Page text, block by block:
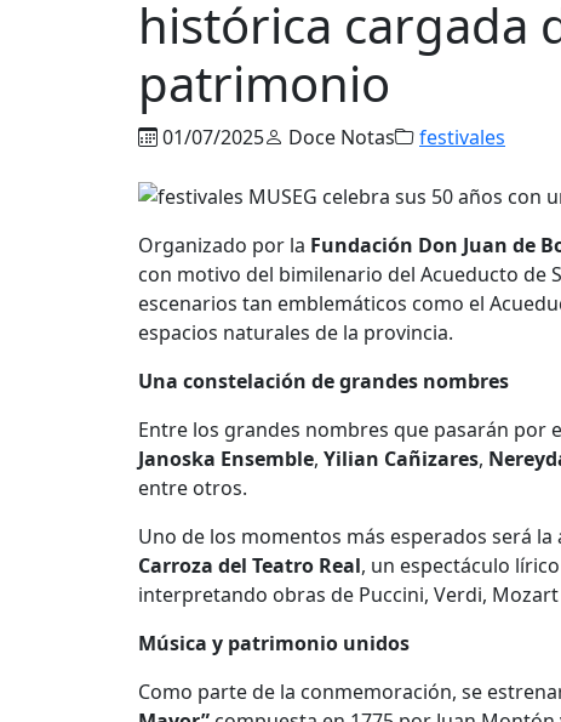
histórica cargada
patrimonio
01/07/2025 Doce Notas festivales
Organizado por la Fundación Don Juan de
con motivo del bimilenario del Acueducto de
escenarios tan emblemáticos como el
espacios naturales de la provincia.
Una constelación de grandes nombres
Entre los grandes nombres que pasarán por
Janoska Ensemble, Yilian Cañizares,
entre otros.
Uno de los momentos más esperados será
Carroza del Teatro Real, un espectáculo
interpretando obras de Puccini, Verdi,
Música y patrimonio unidos
Como parte de la conmemoración, se